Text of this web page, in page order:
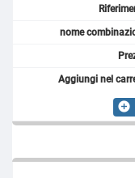
add_circle